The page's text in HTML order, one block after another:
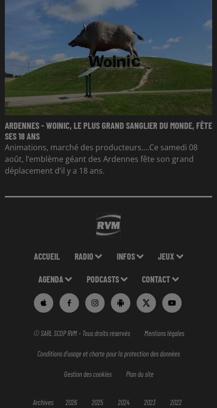
ARDENNES - WOINIC, LE PLUS GRAND SANGLIER DU MONDE, FÊTE
SES 18 ANS
Animations, marché des producteurs....Ce samedi 08
août, l’emblème géant des Ardennes fête son grand
déplacement d’il y a 18 ans.
ACCUEIL RADIO INFOS JEUX
AGENDA PODCASTS CONTACT
© SARL SCOP RVM - Tous droits réservés Mentions légales
Conditions d'usage et charte pour la protection des données
Gestion des cookies Plan du site
Archives 2026 2025 2024 2023 2022